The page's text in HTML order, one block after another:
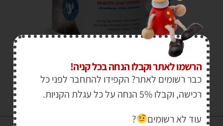
הרשמו לאתר וקבלו הנחה בכל קניה!
כבר רשומים לאתר? הקפידו להתחבר לפני כל
רכישה, וקבלו 5% הנחה על כל עגלת הקניות.
עוד לא רשומים
?